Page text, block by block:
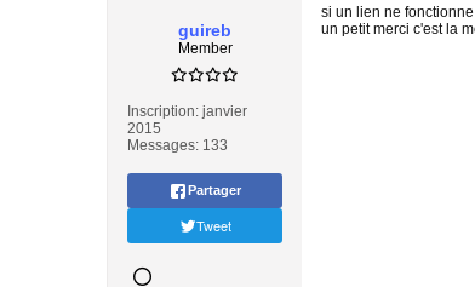
guireb
Member
Inscription: janvier
2015
Messages: 133
Partager
Tweet
si un lien ne
un petit merci c'est la